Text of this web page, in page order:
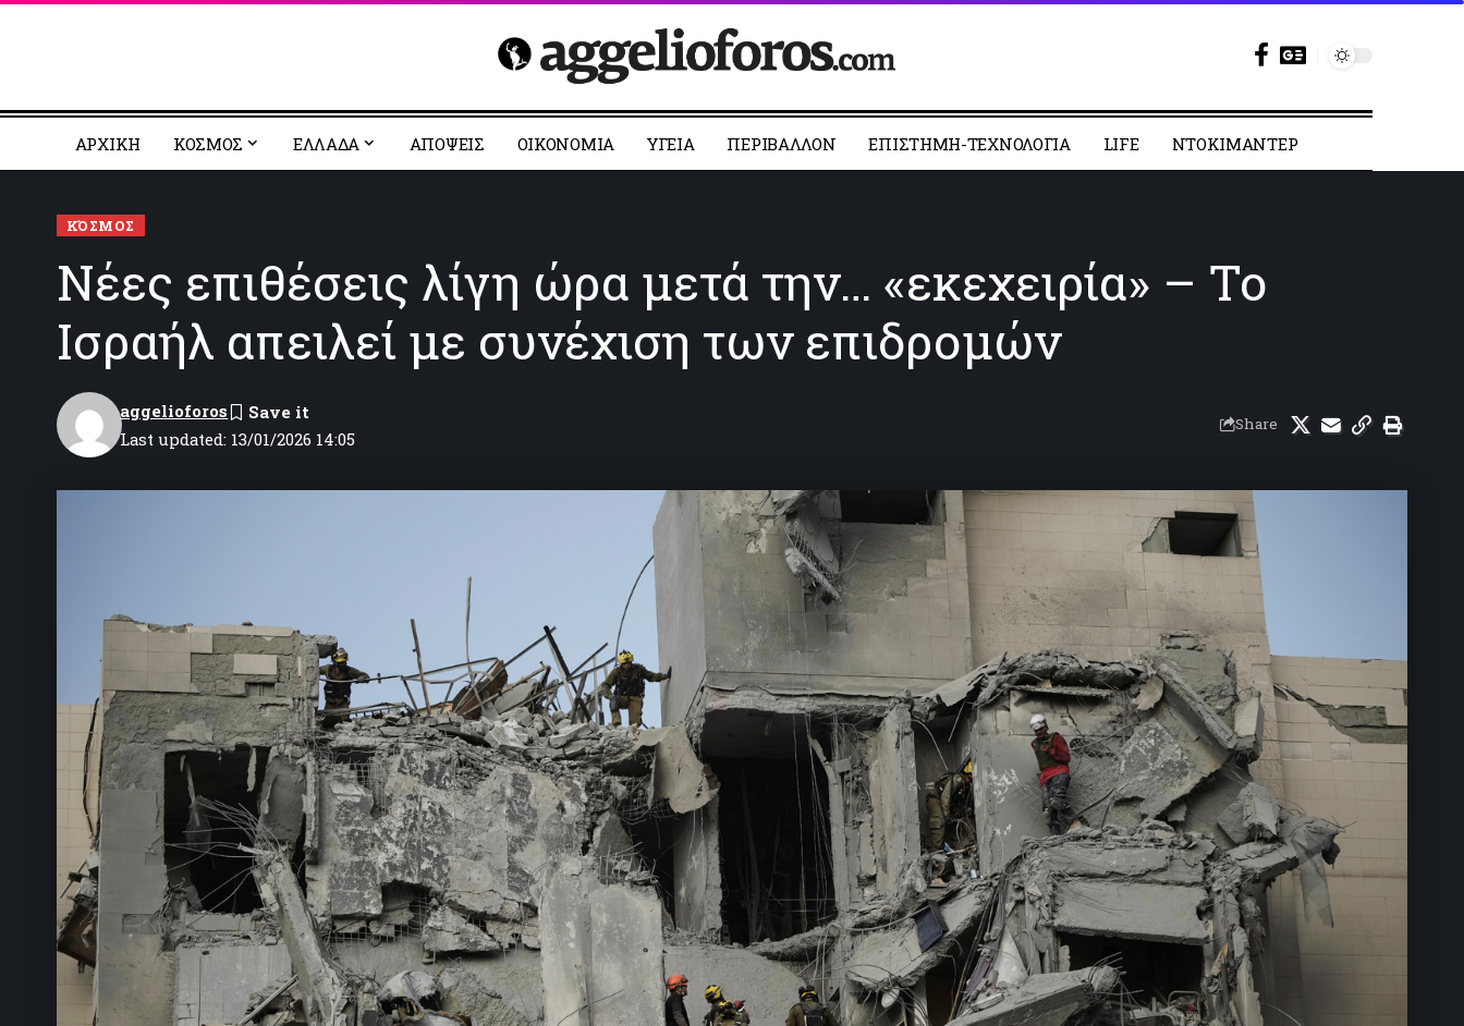
ΑΡΧΙΚΗ ΚΟΣΜΟΣ EΛΛΑΔΑ ΑΠΟΨΕΙΣ ΟΙΚΟΝΟΜΙΑ YΓΕΙΑ ΠΕΡΙΒΑΛΛΟΝ ΕΠΙΣΤΗΜΗ-ΤΕΧΝΟΛΟΓΙΑ LIFE ΝΤΟΚΙΜΑΝΤΕΡ
ΚΌΣΜΟΣ
Νέες επιθέσεις λίγη ώρα μετά την… «εκεχειρία» – Το
Ισραήλ απειλεί με συνέχιση των επιδρομών
Last updated: 13/01/2026 14:05
aggelioforos
Share